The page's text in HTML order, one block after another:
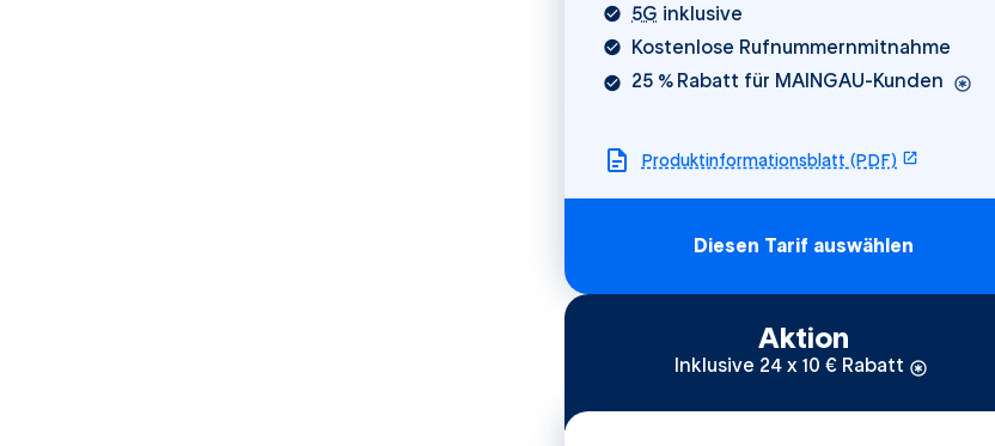
5G inklusive
Kostenlose Rufnummernmitnahme
25 % Rabatt für MAINGAU-Kunden
Produktinformationsblatt (PDF)
Diesen Tarif auswählen
Aktion
Inklusive 24 x 10 € Rabatt